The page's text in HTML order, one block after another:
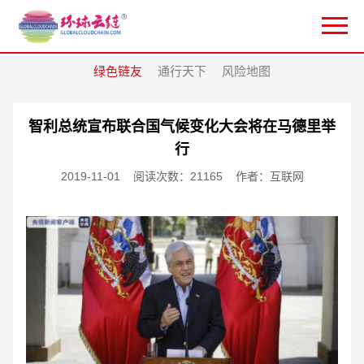
绿色链友 通行天下 风险地图
智利总统宣布联合国气候变化大会将在马德里举
行
2019-11-01 阅读次数：21165 作者：互联网